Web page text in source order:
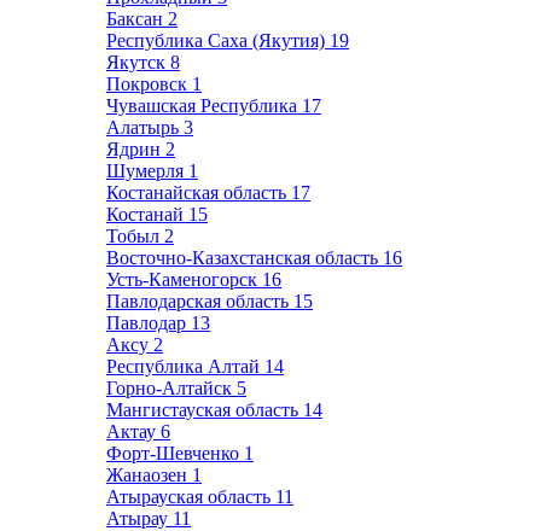
Баксан 2
Республика Саха (Якутия) 19
Якутск 8
Покровск 1
Чувашская Республика 17
Алатырь 3
Ядрин 2
Шумерля 1
Костанайская область 17
Костанай 15
Тобыл 2
Восточно-Казахстанская область 16
Усть-Каменогорск 16
Павлодарская область 15
Павлодар 13
Аксу 2
Республика Алтай 14
Горно-Алтайск 5
Мангистауская область 14
Актау 6
Форт-Шевченко 1
Жанаозен 1
Атырауская область 11
Атырау 11